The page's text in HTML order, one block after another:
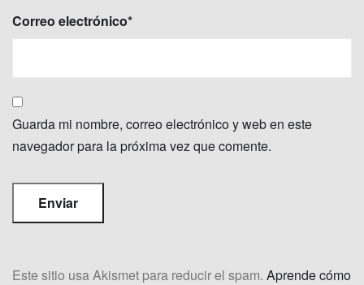
Correo electrónico*
Guarda mi nombre, correo electrónico y web en este
navegador para la próxima vez que comente.
Este sitio usa Akismet para reducir el spam. Aprende cómo